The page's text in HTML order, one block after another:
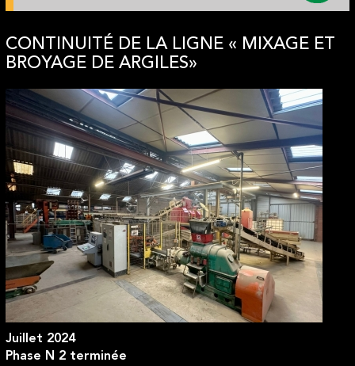
CONTINUITÉ DE LA LIGNE « MIXAGE ET
BROYAGE DE ARGILES»
Juillet 2024
Phase N 2 terminée